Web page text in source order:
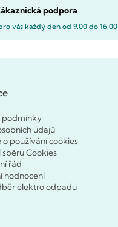
podpora
vás každý den od 9.00 do 16.00
podmínky
údajů
o používání cookies
Cookies
řád
hodnocení
elektro odpadu